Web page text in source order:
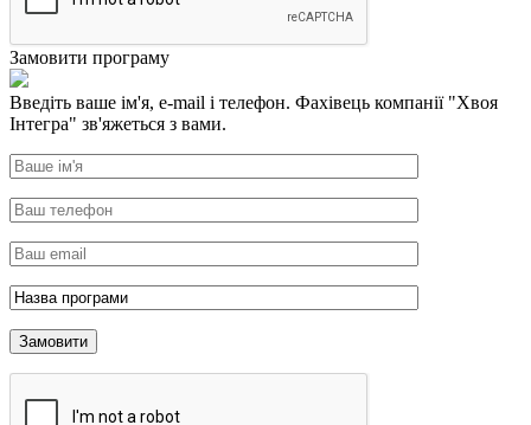
Замовити програму
Введіть ваше ім'я, e-mail і телефон. Фахівець компанії "Хвоя
Інтегра" зв'яжеться з вами.